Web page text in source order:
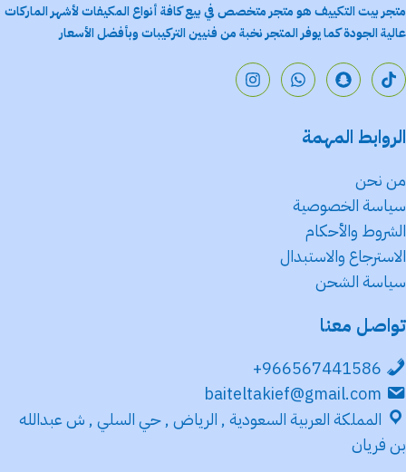
متجر بيت التكييف هو متجر متخصص في بيع كافة أنواع المكيفات لأشهر الماركات
عالية الجودة كما يوفر المتجر نخبة من فنيين التركيبات وبأفضل الأسعار
الروابط المهمة
من نحن
سياسة الخصوصية
الشروط والأحكام
الاسترجاع والاستبدال
سياسة الشحن
تواصل معنا
966567441586+
baiteltakief@gmail.com
المملكة العربية السعودية , الرياض , حي السلي , ش عبدالله
بن فريان